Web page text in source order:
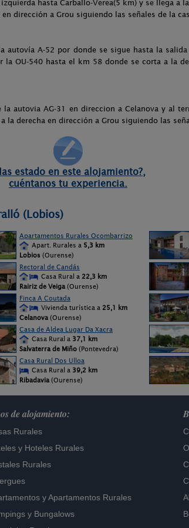
hasta Carballo-Verea(5 km) y se llega a
dirección a Grou siguiendo las señales de la
autovía A-52 por donde se sigue hasta la
OU-540 hasta el km 58 donde se corta a la
autovia AG-31 en direccion a Celanova y al
derecha en dirección a Grou siguiendo las
estado en este alojamiento?,
cuéntanos tu experiencia.
(Lobios)
Apartamentos Rurales Ocombarrizo
Apart. Rurales a 5,3 km
Lobios (Ourense)
Rectoral de Candás
Casa Rural a 22,3 km
Rairiz de Veiga (Ourense)
Finca A Coutada
Vivienda turística a 25,1 km
Celanova (Ourense)
Casa de Aldea Lugar Da Xacra
Casa Rural a 37,1 km
Salvaterra de Miño (Pontevedra)
Casa Rural Dos Ulloa
Casa Rural a 39,2 km
Ribadavia (Ourense)
de alojamiento:
Rurales
y Hoteles Rurales
Rurales
yApartamentos Rurales
y Bungalows